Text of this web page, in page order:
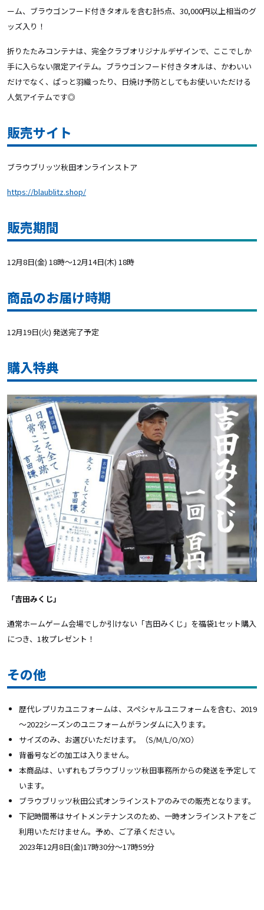
ーム、ブラウゴンフード付きタオルを含む計5点、30,000円以上相当のグ
ッズ入り！
折りたたみコンテナは、完全クラブオリジナルデザインで、ここでしか
手に入らない限定アイテム。ブラウゴンフード付きタオルは、かわいい
だけでなく、ぱっと羽織ったり、日焼け予防としてもお使いいただける
人気アイテムです◎
販売サイト
ブラウブリッツ秋田オンラインストア
https://blaublitz.shop/
販売期間
12月8日(金) 18時～12月14日(木) 18時
商品のお届け時期
12月19日(火) 発送完了予定
購入特典
「吉田みくじ」
通常ホームゲーム会場でしか引けない「吉田みくじ」を福袋1セット購入
につき、1枚プレゼント！
その他
歴代レプリカユニフォームは、スペシャルユニフォームを含む、2019
～2022シーズンのユニフォームがランダムに入ります。
サイズのみ、お選びいただけます。（S/M/L/O/XO）
背番号などの加工は入りません。
本商品は、いずれもブラウブリッツ秋田事務所からの発送を予定して
います。
ブラウブリッツ秋田公式オンラインストアのみでの販売となります。
下記時間帯はサイトメンテナンスのため、一時オンラインストアをご
利用いただけません。予め、ご了承ください。
2023年12月8日(金)17時30分～17時59分